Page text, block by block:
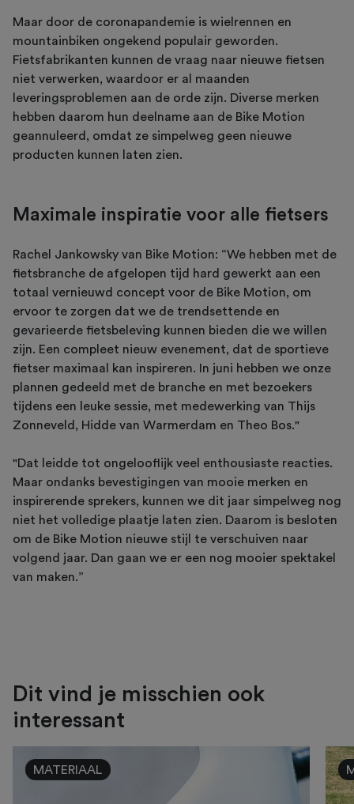
Maar door de coronapandemie is wielrennen en
mountainbiken ongekend populair geworden.
Fietsfabrikanten kunnen de vraag naar nieuwe fietsen
niet verwerken, waardoor er al maanden
leveringsproblemen aan de orde zijn. Diverse merken
hebben daarom hun deelname aan de Bike Motion
geannuleerd, omdat ze simpelweg geen nieuwe
producten kunnen laten zien.
Maximale inspiratie voor alle fietsers
Rachel Jankowsky van Bike Motion: “We hebben met de
fietsbranche de afgelopen tijd hard gewerkt aan een
totaal vernieuwd concept voor de Bike Motion, om
ervoor te zorgen dat we de trendsettende en
gevarieerde fietsbeleving kunnen bieden die we willen
zijn. Een compleet nieuw evenement, dat de sportieve
fietser maximaal kan inspireren. In juni hebben we onze
plannen gedeeld met de branche en met bezoekers
tijdens een leuke sessie, met medewerking van Thijs
Zonneveld, Hidde van Warmerdam en Theo Bos."
"Dat leidde tot ongelooflijk veel enthousiaste reacties.
Maar ondanks bevestigingen van mooie merken en
inspirerende sprekers, kunnen we dit jaar simpelweg nog
niet het volledige plaatje laten zien. Daarom is besloten
om de Bike Motion nieuwe stijl te verschuiven naar
volgend jaar. Dan gaan we er een nog mooier spektakel
van maken.”
Dit vind je misschien ook
interessant
MATERIAAL